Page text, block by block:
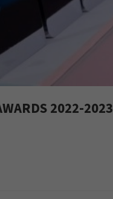
2022-2023